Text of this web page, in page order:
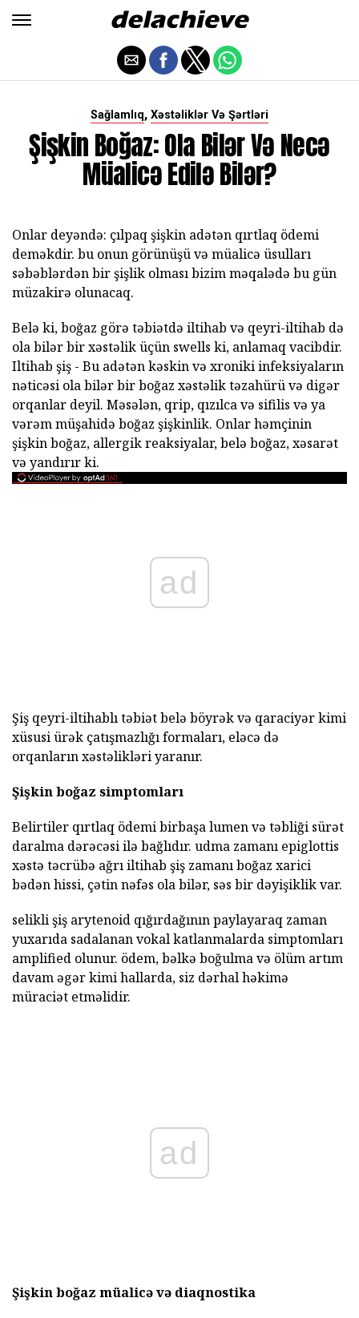
Sağlamlıq, Xəstəliklər Və Şərtləri
Şişkin Boğaz: Ola Bilər Və Necə
Müalicə Edilə Bilər?
Onlar deyəndə: çılpaq şişkin adətən qırtlaq ödemi
deməkdir. bu onun görünüşü və müalicə üsulları
səbəblərdən bir şişlik olması bizim məqalədə bu gün
müzakirə olunacaq.
Belə ki, boğaz görə təbiətdə iltihab və qeyri-iltihab də
ola bilər bir xəstəlik üçün swells ki, anlamaq vacibdir.
Iltihab şiş - Bu adətən kəskin və xroniki infeksiyaların
nəticəsi ola bilər bir boğaz xəstəlik təzahürü və digər
orqanlar deyil. Məsələn, qrip, qızılca və sifilis və ya
vərəm müşahidə boğaz şişkinlik. Onlar həmçinin
şişkin boğaz, allergik reaksiyalar, belə boğaz, xəsarət
və yandırır ki.
ad
Şiş qeyri-iltihablı təbiət belə böyrək və qaraciyər kimi
xüsusi ürək çatışmazlığı formaları, eləcə də
orqanların xəstəlikləri yaranır.
Şişkin boğaz simptomları
Belirtiler qırtlaq ödemi birbaşa lumen və təbliği sürət
daralma dərəcəsi ilə bağlıdır. udma zamanı epiglottis
xəstə təcrübə ağrı iltihab şiş zamanı boğaz xarici
bədən hissi, çətin nəfəs ola bilər, səs bir dəyişiklik var.
selikli şiş arytenoid qığırdağının paylayaraq zaman
yuxarıda sadalanan vokal katlanmalarda simptomları
amplified olunur. ödem, bəlkə boğulma və ölüm artım
davam əgər kimi hallarda, siz dərhal həkimə
müraciət etməlidir.
ad
Şişkin boğaz müalicə və diaqnostika